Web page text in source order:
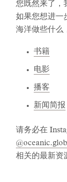
您既然来了，
如果您想进一
海洋做些什么
书籍
电影
播客
新闻简报
请务必在
相关的最新资